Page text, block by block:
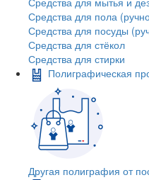
Средства для пола
Средства для посуды
Средства для стёкол
Средства для стирки
Полиграфическая
Другая полиграфия от